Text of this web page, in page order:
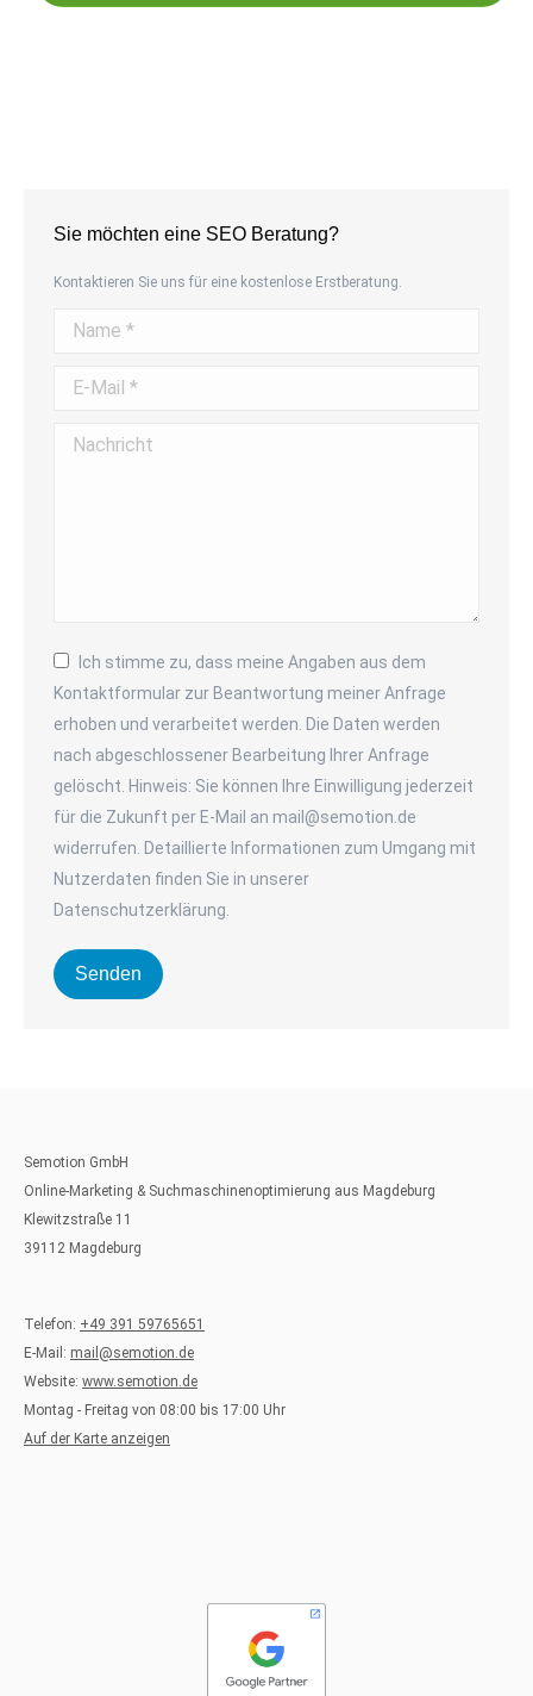
Sie möchten eine SEO Beratung?
Kontaktieren Sie uns für eine kostenlose Erstberatung.
Name *
E-Mail *
Nachricht
Ich stimme zu, dass meine Angaben aus dem
Kontaktformular zur Beantwortung meiner Anfrage
erhoben und verarbeitet werden. Die Daten werden
nach abgeschlossener Bearbeitung Ihrer Anfrage
gelöscht. Hinweis: Sie können Ihre Einwilligung jederzeit
für die Zukunft per E-Mail an mail@semotion.de
widerrufen. Detaillierte Informationen zum Umgang mit
Nutzerdaten finden Sie in unserer
Datenschutzerklärung.
Senden
Semotion GmbH
Online-Marketing & Suchmaschinenoptimierung aus Magdeburg
Klewitzstraße 11
39112 Magdeburg
Telefon: +49 391 59765651
E-Mail: mail@semotion.de
Website: www.semotion.de
Montag - Freitag von 08:00 bis 17:00 Uhr
Auf der Karte anzeigen